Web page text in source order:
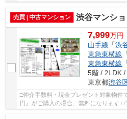
橋駅 徒歩約1分 □リフォーム物件 □シ
売買 | 中古マンション
渋谷マンション 仲介手数
7,999万円
山手線 「渋
東急東横線
東急東横線
5階 / 2LDK /
東京都渋谷
□仲介手数料・現金プレゼント対象物件
円』がご購入の場合、無料になります
学校 □最寄駅 JR山手線渋谷駅 徒歩約